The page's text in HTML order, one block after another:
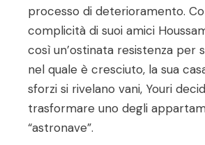
processo di deterioramento.
complicità di suoi amici
così un’ostinata resistenza per
nel quale è cresciuto, la sua
sforzi si rivelano vani, Youri
trasformare uno degli
“astronave”.